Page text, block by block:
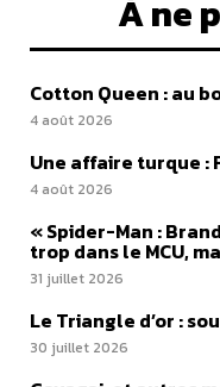
À ne
Cotton Queen : au
4 août 2026
Une affaire turque :
4 août 2026
« Spider-Man :
trop dans le MCU,
31 juillet 2026
Le Triangle d’or :
30 juillet 2026